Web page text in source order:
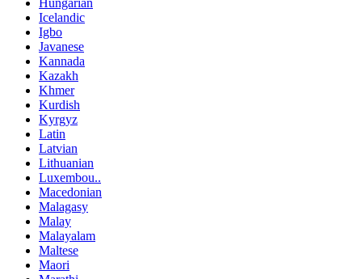
Icelandic
Igbo
Javanese
Kannada
Kazakh
Khmer
Kurdish
Kyrgyz
Latin
Latvian
Lithuanian
Luxembou..
Macedonian
Malagasy
Malay
Malayalam
Maltese
Maori